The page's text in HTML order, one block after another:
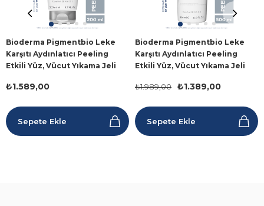
Bioderma Pigmentbio Leke
Karşıtı Aydınlatıcı Peeling
Etkili Yüz, Vücut Yıkama Jeli
₺1.589,00
Sepete Ekle
Bioderma Pigmentbio Leke
Karşıtı Aydınlatıcı Peeling
Etkili Yüz, Vücut Yıkama Jeli
₺1.389,00
₺1.989,00
Sepete Ekle